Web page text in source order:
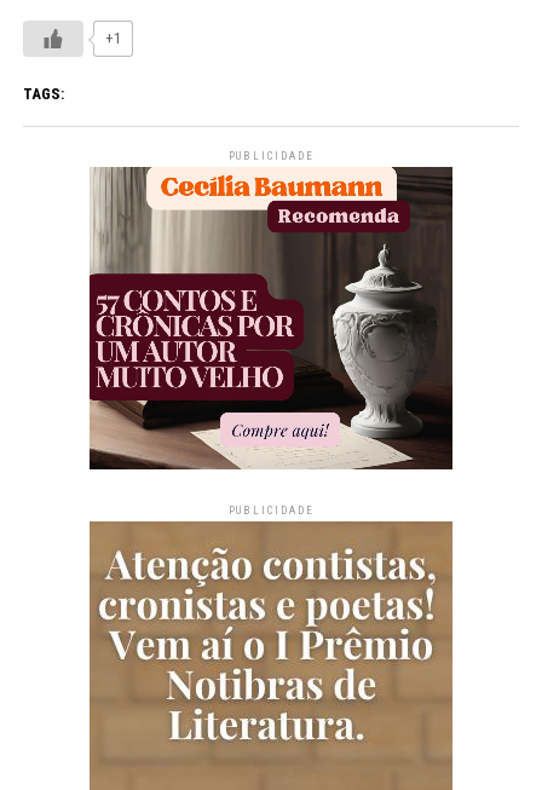
+1
TAGS:
PUBLICIDADE
PUBLICIDADE